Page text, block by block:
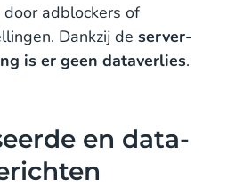
adblockers of
Dankzij de server-
is er geen dataverlies.
en data-